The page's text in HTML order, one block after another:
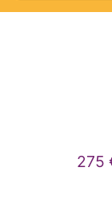
275